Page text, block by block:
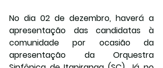
No dia 02 de dezembro, haverá a
apresentação das candidatas à
comunidade por ocasião da
apresentação da Orquestra